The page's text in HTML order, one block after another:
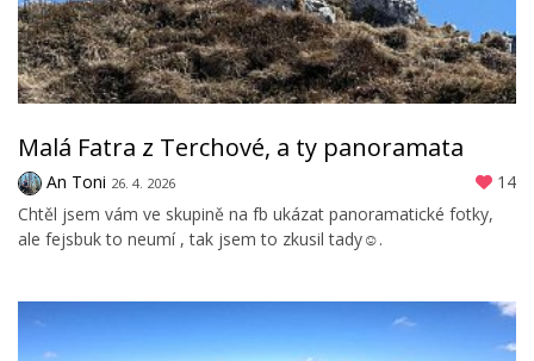
Malá Fatra z Terchové, a ty panoramata
An Toni 26. 4. 2026
14
Chtěl jsem vám ve skupině na fb ukázat panoramatické fotky,
ale fejsbuk to neumí , tak jsem to zkusil tady☺️.